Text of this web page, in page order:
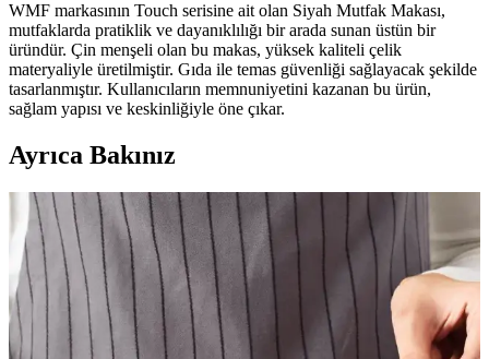
WMF markasının Touch serisine ait olan Siyah Mutfak Makası,
mutfaklarda pratiklik ve dayanıklılığı bir arada sunan üstün bir
üründür. Çin menşeli olan bu makas, yüksek kaliteli çelik
materyaliyle üretilmiştir. Gıda ile temas güvenliği sağlayacak şekilde
tasarlanmıştır. Kullanıcıların memnuniyetini kazanan bu ürün,
sağlam yapısı ve keskinliğiyle öne çıkar.
Ayrıca Bakınız
WMF Touch Siyah Mutfak Makası: Dayanıklı ve
Ergonomik Tasarımıyla Mutfakta Pratiklik
WMF Touch Siyah Mutfak Makası, dayanıklı çelik yapısı,
ergonomik tasarımı ve yüksek keskinliğiyle mutfakta pratiklik sağlar.
Güvenli ve şık kullanımıyla günlük ihtiyaçlarınızı karşılar.